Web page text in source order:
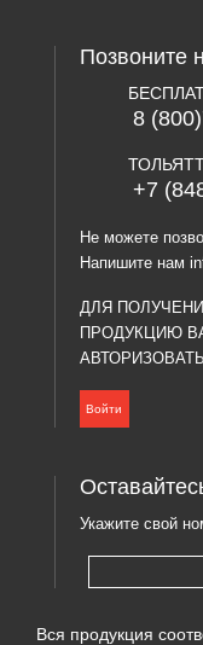
Позвоните
8
+7
Не можете
Напишите нам
ДЛЯ
ПРОДУКЦИЮ
Войти
Укажите свой
Вся продукция